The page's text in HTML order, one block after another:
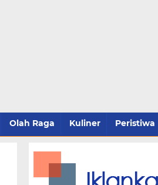
Olah Raga Kuliner Peristiwa